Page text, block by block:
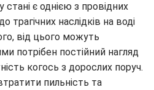
є однією з провідних
трагічних наслідків на воді
від цього можуть
потрібен постійний нагляд
когось з дорослих поруч.
пильність та